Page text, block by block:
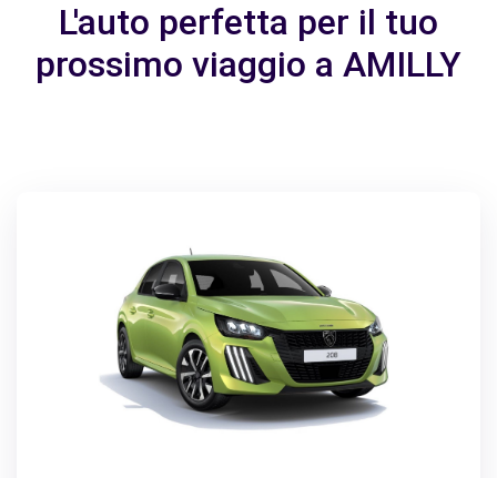
L'auto perfetta per il tuo
prossimo viaggio a AMILLY